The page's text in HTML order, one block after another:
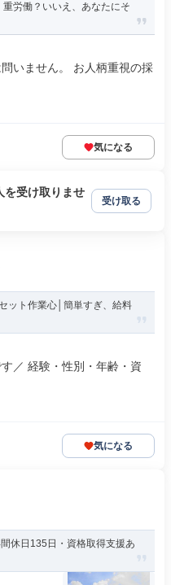
労働？いいえ、あなたにそ
いません。 お人柄重視の採
気になる
を受け取りませ
受け取る
ット作業心│簡単すぎ、給料
／ 経験・性別・年齢・資
気になる
休日135日・資格取得支援あ